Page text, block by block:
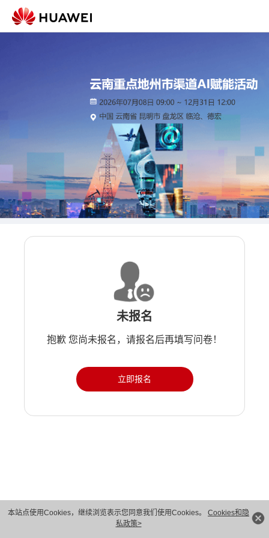
本站点使用Cookies，继续浏览表示您同意我们使用Cookies。 Cookies和隐
私政策>
未报名
抱歉 您尚未报名，请报名后再填写问卷！
立即报名
版权所有 © 华为技术有限公司 1998-2026。 保留一切权利。粤A2-20044005号
隐私保护
法律声明